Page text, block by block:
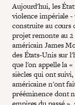
Aujourd'hui, les
violence impériale
construite au cours
projet remonte au 2
américain James
des États-Unis sur
que l'on appelle la
siècles qui ont
américaine n'ont
prééminence dont